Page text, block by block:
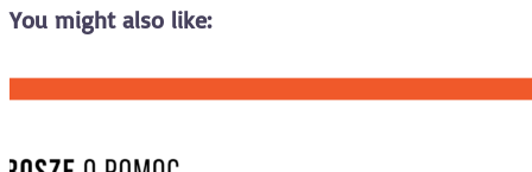
You might also like: